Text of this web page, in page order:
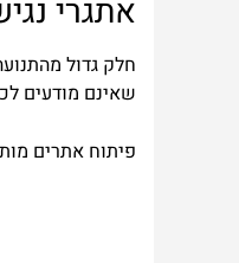
אתגרי
חלק גדול
שאינם מודעים
פיתוח אתרים